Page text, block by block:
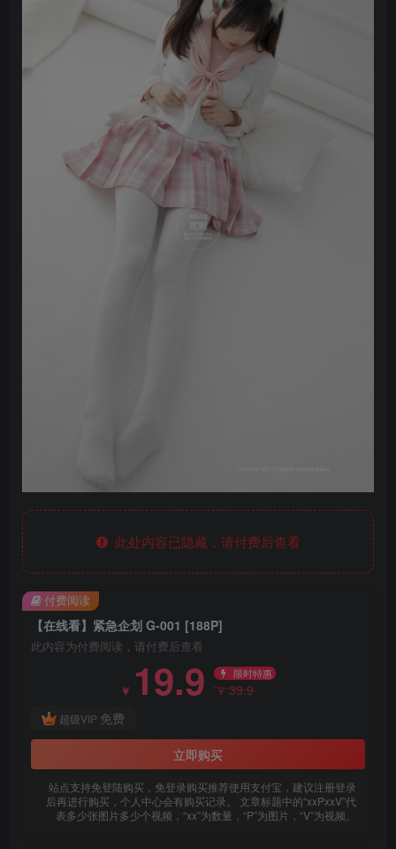
此处内容已隐藏，请付费后查看
【在线看】紧急企划 G-001 [188P]
此内容为付费阅读，请付费后查看
￥ 19.9 限时特惠
￥39.9
超级VIP 免费
立即购买
站点支持免登陆购买，免登录购买推荐使用支付宝，建议注册登录
后再进行购买，个人中心会有购买记录。 文章标题中的“xxPxxV”代
表多少张图片多少个视频，“xx”为数量，“P”为图片，“V”为视频。
付费阅读